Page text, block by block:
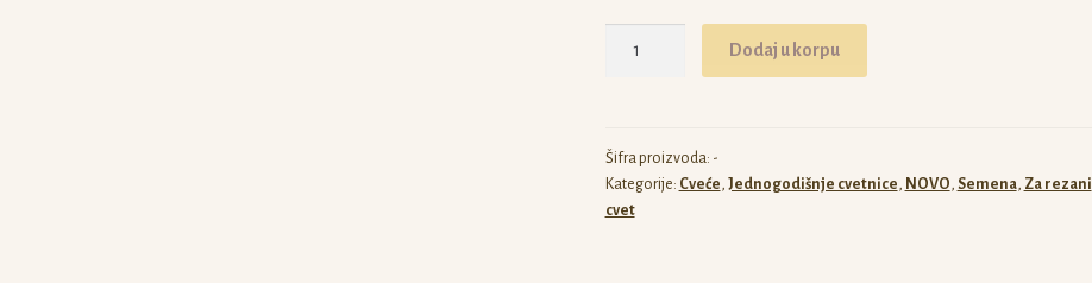
količina
Dodaj u korpu
Šifra proizvoda: -
Kategorije: Cveće , Jednogodišnje cvetnice , NOVO , Semena, Za rezani
cvet